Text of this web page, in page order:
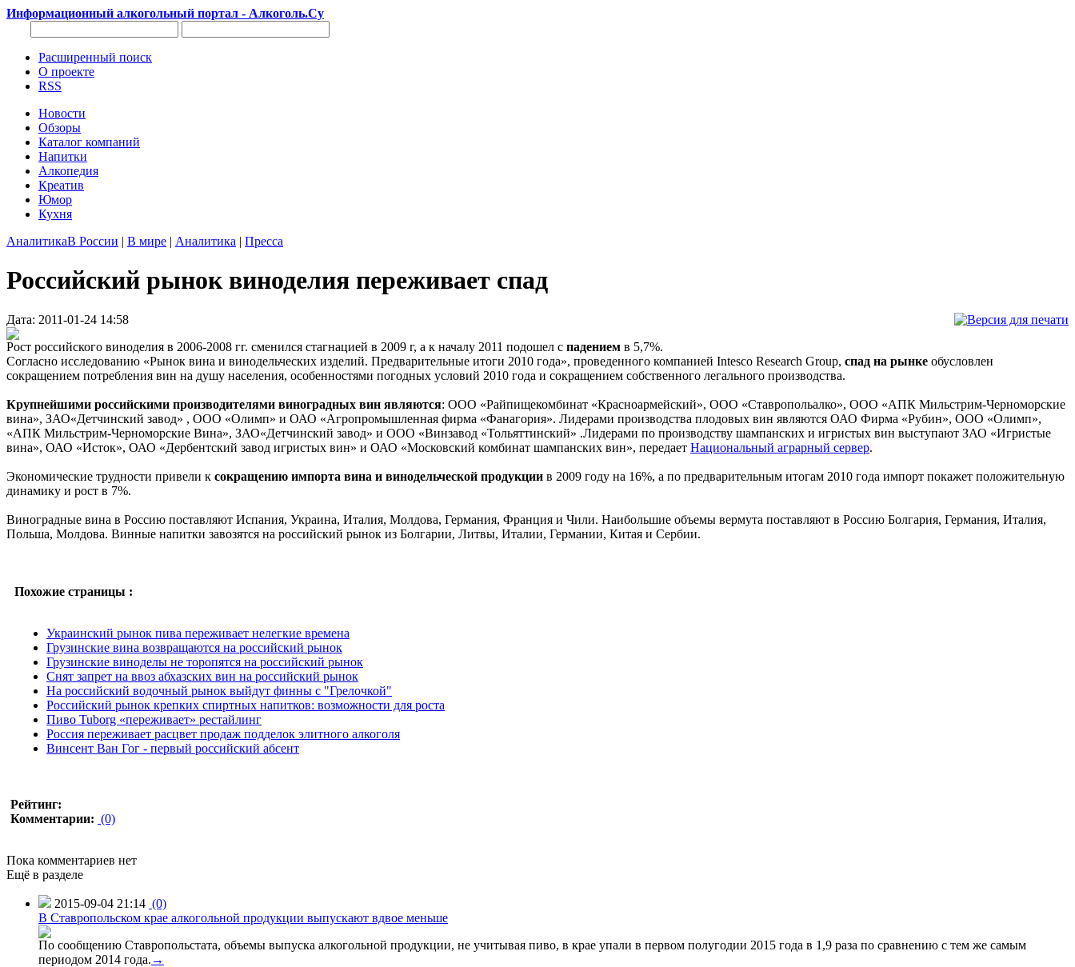
Информационный алкогольный портал - Алкоголь.Су
Расширенный поиск
О проекте
RSS
Новости
Обзоры
Каталог компаний
Напитки
Алкопедия
Креатив
Юмор
Кухня
АналитикаВ России | В мире | Аналитика | Пресса
Российский рынок виноделия переживает спад
Дата: 2011-01-24 14:58
Рост российского виноделия в 2006-2008 гг. сменился стагнацией в 2009 г, а к началу 2011 подошел с падением в 5,7%.
Согласно исследованию «Рынок вина и винодельческих изделий. Предварительные итоги 2010 года», проведенного компанией Intesco Research Group, спад на рынке обусловлен
сокращением потребления вин на душу населения, особенностями погодных условий 2010 года и сокращением собственного легального производства.
Крупнейшими российскими производителями виноградных вин являются: ООО «Райпищекомбинат «Красноармейский», ООО «Ставропольалко», ООО «АПК Мильстрим-Черноморские
вина», ЗАО«Детчинский завод» , ООО «Олимп» и ОАО «Агропромышленная фирма «Фанагория». Лидерами производства плодовых вин являются ОАО Фирма «Рубин», ООО «Олимп»,
«АПК Мильстрим-Черноморские Вина», ЗАО«Детчинский завод» и ООО «Винзавод «Тольяттинский» .Лидерами по производству шампанских и игристых вин выступают ЗАО «Игристые
вина», ОАО «Исток», ОАО «Дербентский завод игристых вин» и ОАО «Московский комбинат шампанских вин», передает Национальный аграрный сервер.
Экономические трудности привели к сокращению импорта вина и винодельческой продукции в 2009 году на 16%, а по предварительным итогам 2010 года импорт покажет положительную
динамику и рост в 7%.
Виноградные вина в Россию поставляют Испания, Украина, Италия, Молдова, Германия, Франция и Чили. Наибольшие объемы вермута поставляют в Россию Болгария, Германия, Италия,
Польша, Молдова. Винные напитки завозятся на российский рынок из Болгарии, Литвы, Италии, Германии, Китая и Сербии.
Похожие страницы :
Украинский рынок пива переживает нелегкие времена
Грузинские вина возвращаются на российский рынок
Грузинские виноделы не торопятся на российский рынок
Снят запрет на ввоз абхазских вин на российский рынок
На российский водочный рынок выйдут финны с "Грелочкой"
Российский рынок крепких спиртных напитков: возможности для роста
Пиво Tuborg «переживает» рестайлинг
Россия переживает расцвет продаж подделок элитного алкоголя
Винсент Ван Гог - первый российский абсент
Рейтинг:
Комментарии: (0)
Пока комментариев нет
Ещё в разделе
2015-09-04 21:14 (0)
В Ставропольском крае алкогольной продукции выпускают вдвое меньше
По сообщению Ставропольстата, объемы выпуска алкогольной продукции, не учитывая пиво, в крае упали в первом полугодии 2015 года в 1,9 раза по сравнению с тем же самым
периодом 2014 года. →